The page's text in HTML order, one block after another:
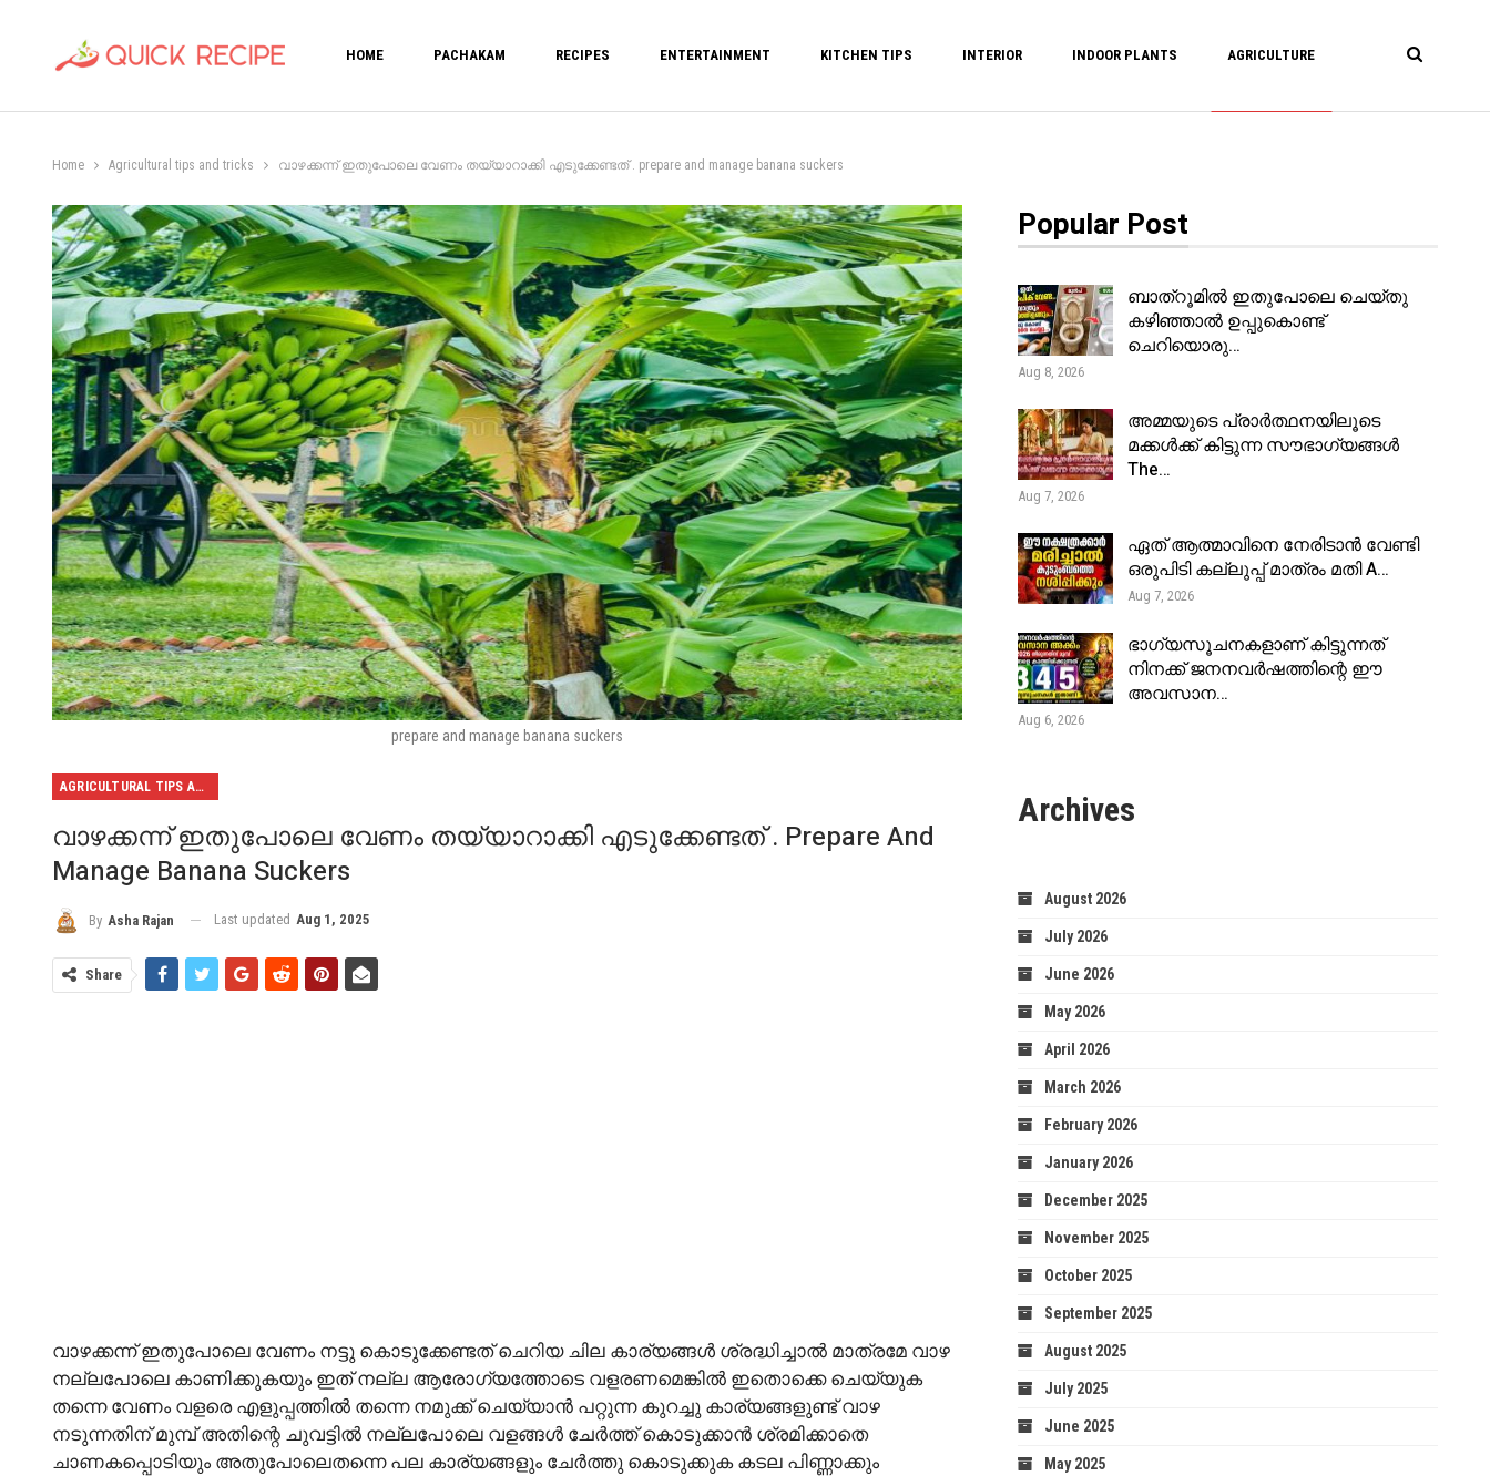
HOME PACHAKAM RECIPES ENTERTAINMENT KITCHEN TIPS INTERIOR INDOOR PLANTS AGRICULTURE
Home Agricultural tips and tricks വാഴക്കന്ന് ഇതുപോലെ വേണം തയ്യാറാക്കി എടുക്കേണ്ടത് . prepare and manage banana suckers
prepare and manage banana suckers
AGRICULTURAL TIPS AND TRICKS
വാഴക്കന്ന് ഇതുപോലെ വേണം തയ്യാറാക്കി എടുക്കേണ്ടത് . Prepare And
Manage Banana Suckers
By Asha Rajan Last updated Aug 1, 2025
Share
വാഴക്കന്ന് ഇതുപോലെ വേണം നട്ടു കൊടുക്കേണ്ടത് ചെറിയ ചില കാര്യങ്ങൾ ശ്രദ്ധിച്ചാൽ മാത്രമേ വാഴ
നല്ലപോലെ കാണിക്കുകയും ഇത് നല്ല ആരോഗ്യത്തോടെ വളരണമെങ്കിൽ ഇതൊക്കെ ചെയ്യുക
തന്നെ വേണം വളരെ എളുപ്പത്തിൽ തന്നെ നമുക്ക് ചെയ്യാൻ പറ്റുന്ന കുറച്ചു കാര്യങ്ങളുണ്ട് വാഴ
നടുന്നതിന് മുമ്പ് അതിന്റെ ചുവട്ടിൽ നല്ലപോലെ വളങ്ങൾ ചേർത്ത് കൊടുക്കാൻ ശ്രമിക്കാതെ
ചാണകപ്പൊടിയും അതുപോലെതന്നെ പല കാര്യങ്ങളും ചേർത്തു കൊടുക്കുക കടല പിണ്ണാക്കും
Popular Post
ബാത്റൂമിൽ ഇതുപോലെ ചെയ്തു
കഴിഞ്ഞാൽ ഉപ്പുകൊണ്ട്
ചെറിയൊരു…
Aug 8, 2026
അമ്മയുടെ പ്രാർത്ഥനയിലൂടെ
മക്കൾക്ക് കിട്ടുന്ന സൗഭാഗ്യങ്ങൾ
The…
Aug 7, 2026
ഏത് ആത്മാവിനെ നേരിടാൻ വേണ്ടി
ഒരുപിടി കല്ലുപ്പ് മാത്രം മതി A…
Aug 7, 2026
ഭാഗ്യസൂചനകളാണ് കിട്ടുന്നത്
നിനക്ക് ജനനവർഷത്തിന്റെ ഈ
അവസാന…
Aug 6, 2026
Archives
August 2026
July 2026
June 2026
May 2026
April 2026
March 2026
February 2026
January 2026
December 2025
November 2025
October 2025
September 2025
August 2025
July 2025
June 2025
May 2025